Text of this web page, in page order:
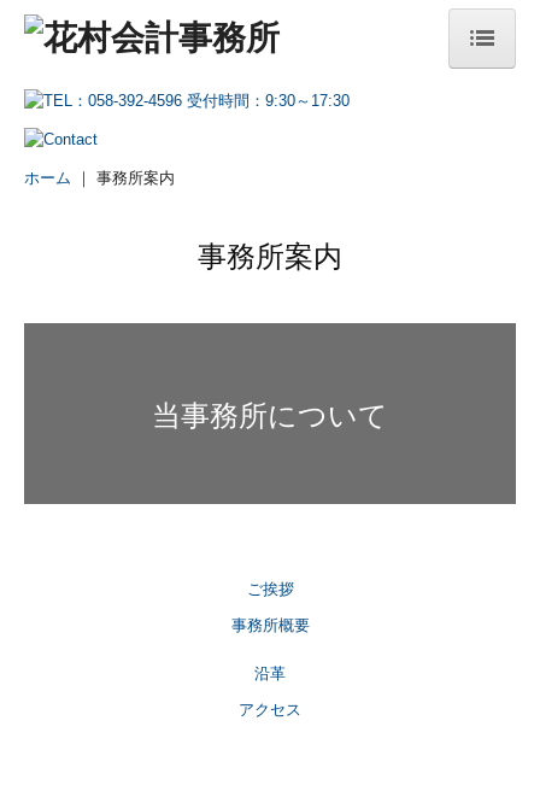
ホーム
事務所案内
経営サポート・コンサルタント
ホーム ｜ 事務所案内
事務所案内
ご挨拶
事務所概要
沿革
アクセス